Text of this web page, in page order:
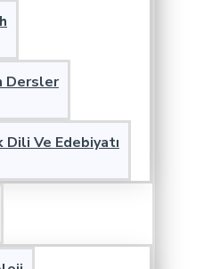
Dersler
Dili Ve Edebiyatı